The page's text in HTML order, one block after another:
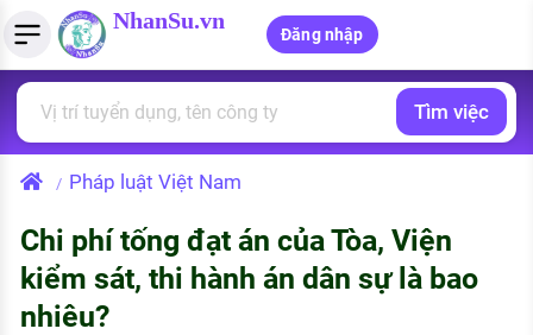
NhanSu.vn
Đăng nhập
Tìm việc làm
Việc làm ngành luật
Việc làm lương cao
Việc làm tốt nhất
Quản lý CV
Tải CV lên
Tạo CV trực tuyến
MẪU CV THEO STYLE
Tính lương Gross - Net
Tính thuế thu nhập cá nhân
Tính trợ cấp thất nghiệp
PHÁP LUẬT VIỆT NAM
Văn bản pháp luật
PHÁP LUẬT LAO ĐỘNG
Lao động và tiền lương
Tìm việc
/ Pháp luật Việt Nam
Chi phí tống đạt án của Tòa, Viện
kiểm sát, thi hành án dân sự là bao
nhiêu?